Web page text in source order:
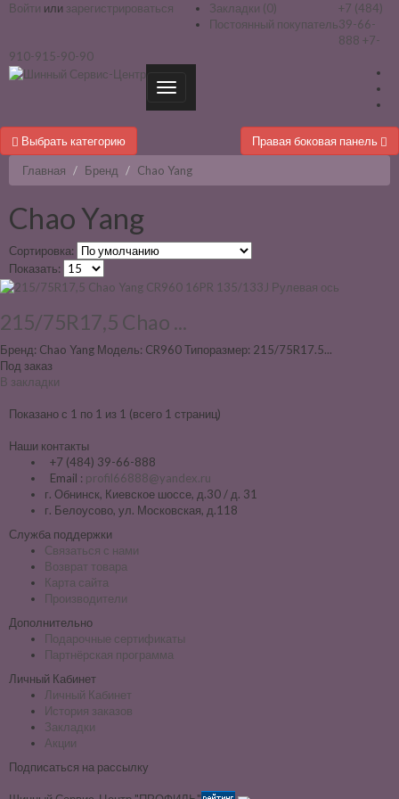
Войти или зарегистрироваться
Закладки (0)
Постоянный покупатель
+7 (484)
39-66-
888 +7-
910-915-90-90
Выбрать категорию Правая боковая панель
Главная Бренд Chao Yang
Chao Yang
Сортировка:
Показать:
215/75R17,5 Chao ...
Бренд: Chao Yang Модель: CR960 Типоразмер: 215/75R17.5...
Под заказ
В закладки
Показано с 1 по 1 из 1 (всего 1 страниц)
Наши контакты
+7 (484) 39-66-888
Email : profil66888@yandex.ru
г. Обнинск, Киевское шоссе, д.30 / д. 31
г. Белоусово, ул. Московская, д.118
Служба поддержки
Связаться с нами
Возврат товара
Карта сайта
Производители
Дополнительно
Подарочные сертификаты
Партнёрская программа
Личный Кабинет
Личный Кабинет
История заказов
Закладки
Акции
Подписаться на рассылку